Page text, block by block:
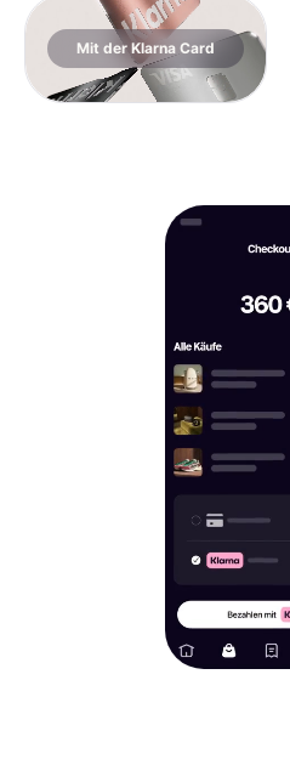
Mit der Klarna Card